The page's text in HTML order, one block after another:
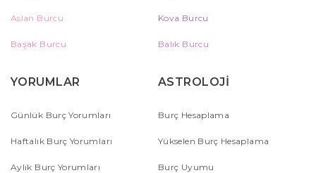
Aslan Burcu Kova Burcu
Başak Burcu Balık Burcu
YORUMLAR
Günlük Burç Yorumları
Haftalık Burç Yorumları
Aylık Burç Yorumları
ASTROLOJİ
Burç Hesaplama
Yükselen Burç Hesaplama
Burç Uyumu